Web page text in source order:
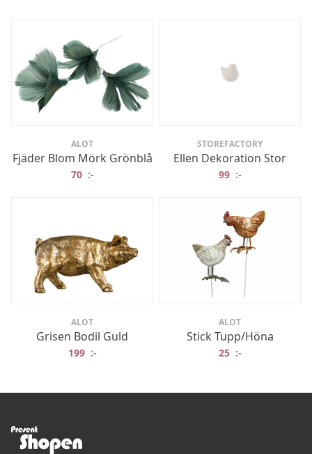
ALOT
Fjäder Blom Mörk Grönblå
70 :-
STOREFACTORY
Ellen Dekoration Stor
99 :-
ALOT
Grisen Bodil Guld
199 :-
ALOT
Stick Tupp/Höna
25 :-